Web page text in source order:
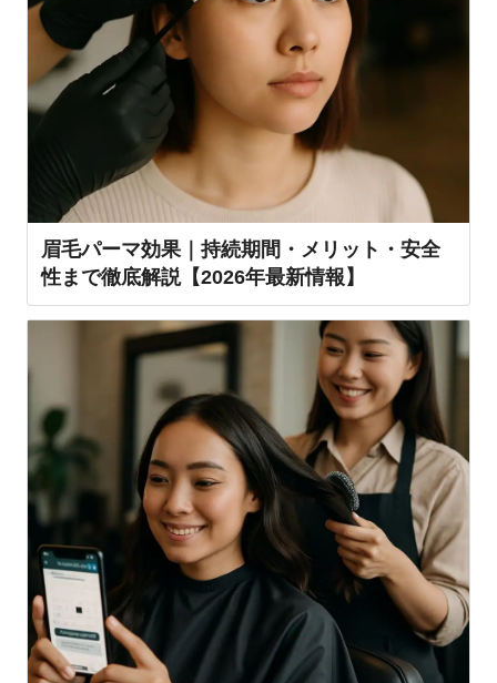
眉毛パーマ効果｜持続期間・メリット・安全
性まで徹底解説【2026年最新情報】